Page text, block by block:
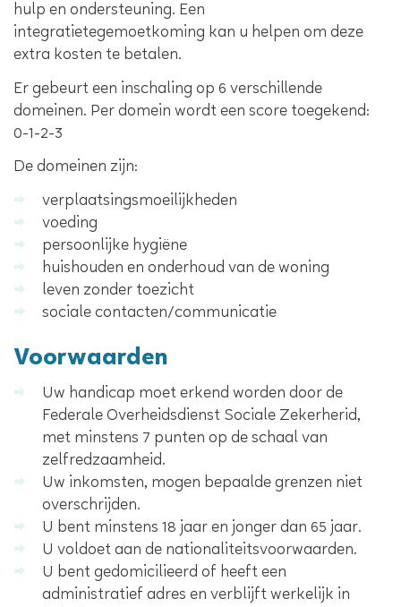
hulp en ondersteuning. Een
integratietegemoetkoming kan u helpen om deze
extra kosten te betalen.
Er gebeurt een inschaling op 6 verschillende
domeinen. Per domein wordt een score toegekend:
0-1-2-3
De domeinen zijn:
verplaatsingsmoeilijkheden
voeding
persoonlijke hygiëne
huishouden en onderhoud van de woning
leven zonder toezicht
sociale contacten/communicatie
Voorwaarden
Uw handicap moet erkend worden door de
Federale Overheidsdienst Sociale Zekerherid,
met minstens 7 punten op de schaal van
zelfredzaamheid.
Uw inkomsten, mogen bepaalde grenzen niet
overschrijden.
U bent minstens 18 jaar en jonger dan 65 jaar.
U voldoet aan de nationaliteitsvoorwaarden.
U bent gedomicilieerd of heeft een
administratief adres en verblijft werkelijk in